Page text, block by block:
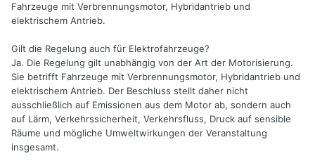
Fahrzeuge mit Verbrennungsmotor, Hybridantrieb und
elektrischem Antrieb.
Gilt die Regelung auch für Elektrofahrzeuge?
Ja. Die Regelung gilt unabhängig von der Art der Motorisierung.
Sie betrifft Fahrzeuge mit Verbrennungsmotor, Hybridantrieb und
elektrischem Antrieb. Der Beschluss stellt daher nicht
ausschließlich auf Emissionen aus dem Motor ab, sondern auch
auf Lärm, Verkehrssicherheit, Verkehrsfluss, Druck auf sensible
Räume und mögliche Umweltwirkungen der Veranstaltung
insgesamt.